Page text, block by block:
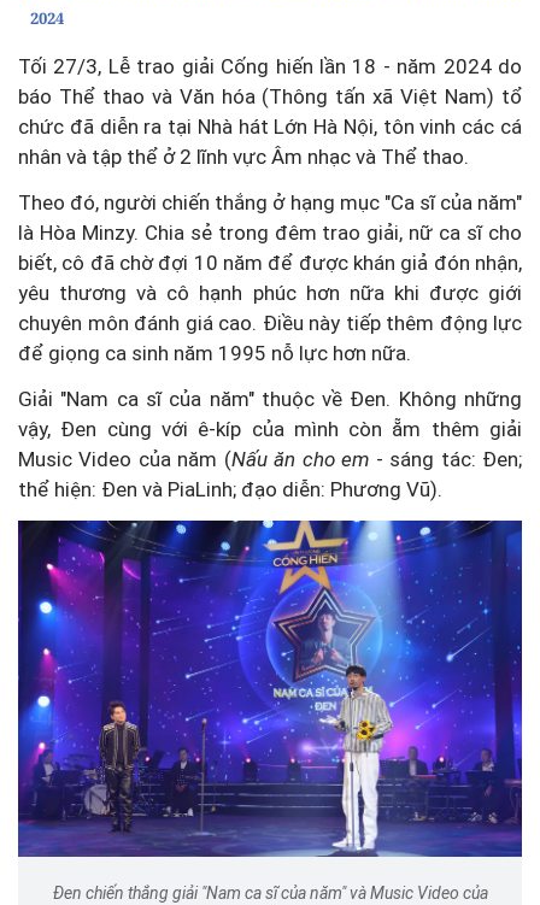
2024
Tối 27/3, Lễ trao giải Cống hiến lần 18 - năm 2024 do
báo Thể thao và Văn hóa (Thông tấn xã Việt Nam) tổ
chức đã diễn ra tại Nhà hát Lớn Hà Nội, tôn vinh các cá
nhân và tập thể ở 2 lĩnh vực Âm nhạc và Thể thao.
Theo đó, người chiến thắng ở hạng mục "Ca sĩ của năm"
là Hòa Minzy. Chia sẻ trong đêm trao giải, nữ ca sĩ cho
biết, cô đã chờ đợi 10 năm để được khán giả đón nhận,
yêu thương và cô hạnh phúc hơn nữa khi được giới
chuyên môn đánh giá cao. Điều này tiếp thêm động lực
để giọng ca sinh năm 1995 nỗ lực hơn nữa.
Giải "Nam ca sĩ của năm" thuộc về Đen. Không những
vậy, Đen cùng với ê-kíp của mình còn ẵm thêm giải
Music Video của năm (Nấu ăn cho em - sáng tác: Đen;
thể hiện: Đen và PiaLinh; đạo diễn: Phương Vũ).
Đen chiến thắng giải "Nam ca sĩ của năm" và Music Video của